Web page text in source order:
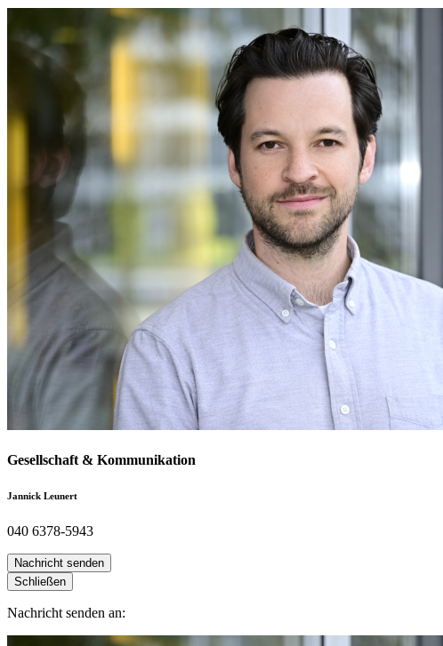
Gesellschaft & Kommunikation
Jannick Leunert
040 6378-5943
Nachricht senden
Schließen
Nachricht senden an: